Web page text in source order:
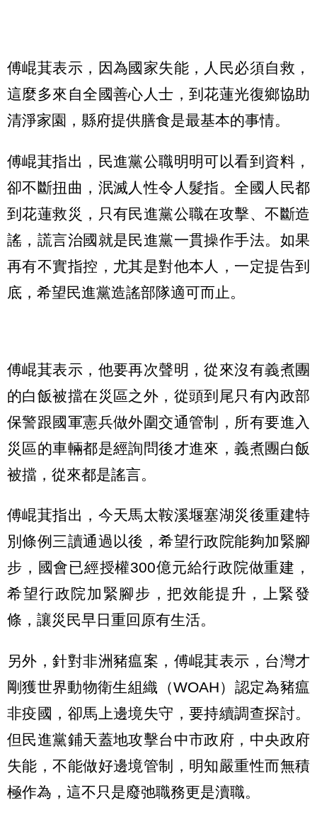
傅崐萁表示，因為國家失能，人民必須自救，
這麼多來自全國善心人士，到花蓮光復鄉協助
清淨家園，縣府提供膳食是最基本的事情。
傅崐萁指出，民進黨公職明明可以看到資料，
卻不斷扭曲，泯滅人性令人髮指。全國人民都
到花蓮救災，只有民進黨公職在攻擊、不斷造
謠，謊言治國就是民進黨一貫操作手法。如果
再有不實指控，尤其是對他本人，一定提告到
底，希望民進黨造謠部隊適可而止。
傅崐萁表示，他要再次聲明，從來沒有義煮團
的白飯被擋在災區之外，從頭到尾只有內政部
保警跟國軍憲兵做外圍交通管制，所有要進入
災區的車輛都是經詢問後才進來，義煮團白飯
被擋，從來都是謠言。
傅崐萁指出，今天馬太鞍溪堰塞湖災後重建特
別條例三讀通過以後，希望行政院能夠加緊腳
步，國會已經授權300億元給行政院做重建，
希望行政院加緊腳步，把效能提升，上緊發
條，讓災民早日重回原有生活。
另外，針對非洲豬瘟案，傅崐萁表示，台灣才
剛獲世界動物衛生組織（WOAH）認定為豬瘟
非疫國，卻馬上邊境失守，要持續調查探討。
但民進黨鋪天蓋地攻擊台中市政府，中央政府
失能，不能做好邊境管制，明知嚴重性而無積
極作為，這不只是廢弛職務更是瀆職。